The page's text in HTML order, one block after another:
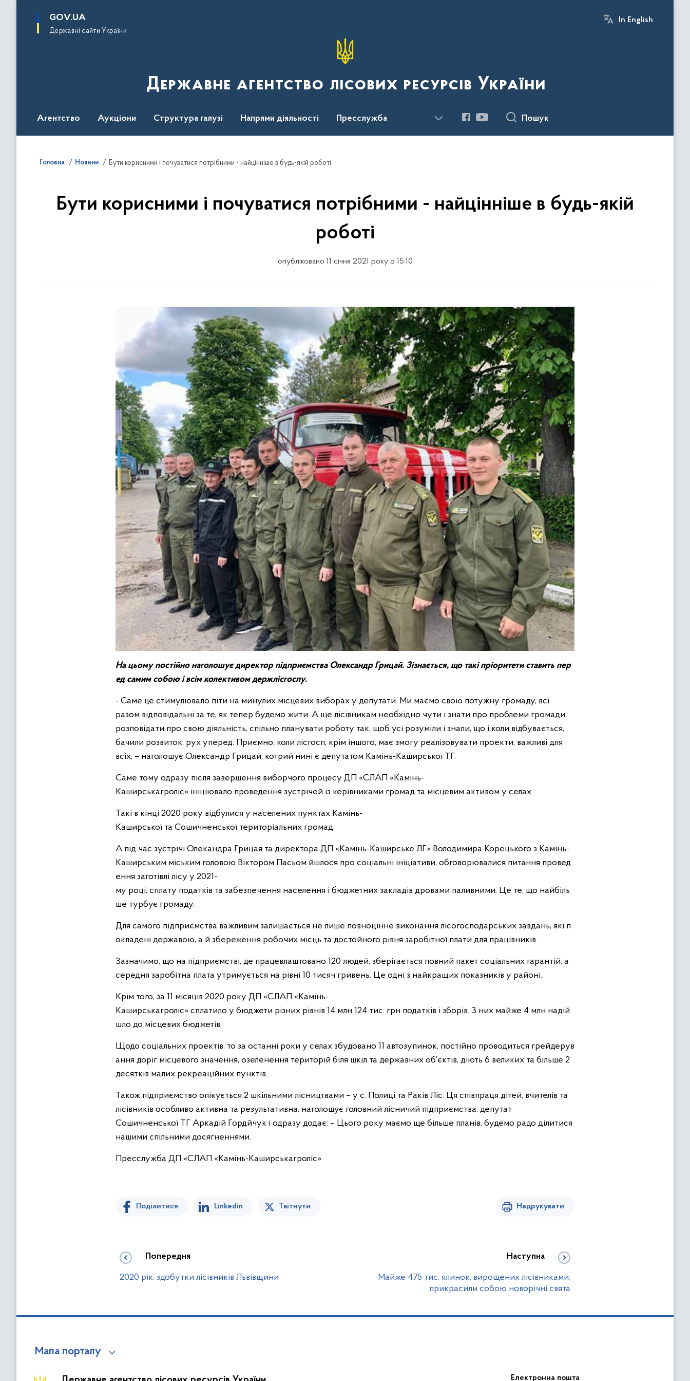
основного
GOV.UA
Державні сайти України
In English
Державне агентство лісових ресурсів України
Агентство Аукціони Структура галузі Напрями діяльності Пресслужба Пошук
Головна Новини Бути корисними і почуватися потрібними - найцінніше в будь-якій роботі
Бути корисними і почуватися потрібними - найцінніше в будь-якій
роботі
опубліковано 11 січня 2021 року о 15:10
На цьому постійно наголошує директор підприємства Олександр Грицай. Зізнається, що такі пріоритети ставить пер
ед самим собою і всім колективом держлісгоспу.
- Саме це стимулювало піти на минулих місцевих виборах у депутати. Ми маємо свою потужну громаду, всі
разом відповідальні за те, як тепер будемо жити. А ще лісівникам необхідно чути і знати про проблеми громади,
розповідати про свою діяльність, спільно планувати роботу так, щоб усі розуміли і знали, що і коли відбувається,
бачили розвиток, рух уперед. Приємно, коли лісгосп, крім іншого, має змогу реалізовувати проекти, важливі для
всіх, – наголошує Олександр Грицай, котрий нині є депутатом Камінь-Каширської ТГ.
Саме тому одразу після завершення виборчого процесу ДП «СЛАП «Камінь-
Каширськагроліс» ініціювало проведення зустрічей із керівниками громад та місцевим активом у селах.
Такі в кінці 2020 року відбулися у населених пунктах Камінь-
Каширської та Сошичненської територіальних громад.
А під час зустрічі Олекандра Грицая та директора ДП «Камінь-Каширське ЛГ» Володимира Корецького з Камінь-
Каширським міським головою Віктором Пасьом йшлося про соціальні ініціативи, обговорювалися питання провед
ення заготівлі лісу у 2021-
му році, сплату податків та забезпечення населення і бюджетних закладів дровами паливними. Це те, що найбіль
ше турбує громаду.
Для самого підприємства важливим залишається не лише повноцінне виконання лісогосподарських завдань, які п
окладені державою, а й збереження робочих місць та достойного рівня заробітної плати для працівників.
Зазначимо, що на підприємстві, де працевлаштовано 120 людей, зберігається повний пакет соціальних гарантій, а
середня заробітна плата утримується на рівні 10 тисяч гривень. Це одні з найкращих показників у районі.
Крім того, за 11 місяців 2020 року ДП «СЛАП «Камінь-
Каширськагроліс» сплатило у бюджети різних рівнів 14 млн 124 тис. грн податків і зборів. З них майже 4 млн надій
шло до місцевих бюджетів.
Щодо соціальних проектів, то за останні роки у селах збудовано 11 автозупинок, постійно проводиться грейдерув
ання доріг місцевого значення, озеленення територій біля шкіл та державних об’єктів, діють 6 великих та більше 2
десятків малих рекреаційних пунктів.
Також підприємство опікується 2 шкільними лісництвами – у с. Полиці та Раків Ліс. Ця співпраця дітей, вчителів та
лісівників особливо активна та результативна, наголошує головний лісничий підприємства, депутат
Сошичненської ТГ Аркадій Гордйчук і одразу додає: – Цього року маємо ще більше планів, будемо радо ділитися
нашими спільними досягненнями.
Пресслужба ДП «СЛАП «Камінь-Каширськагроліс»
Поділитися Linkedin Твітнути Надрукувати
Попередня
2020 рік: здобутки лісівників Львівщини
Наступна
Майже 475 тис. ялинок, вирощених лісівниками,
прикрасили собою новорічні свята
Мапа порталу
Електронна пошта